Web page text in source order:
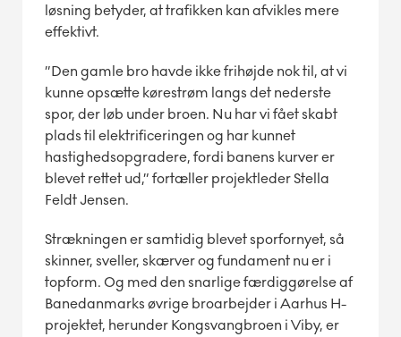
løsning betyder, at trafikken kan afvikles mere
effektivt.
”Den gamle bro havde ikke frihøjde nok til, at vi
kunne opsætte kørestrøm langs det nederste
spor, der løb under broen. Nu har vi fået skabt
plads til elektrificeringen og har kunnet
hastighedsopgradere, fordi banens kurver er
blevet rettet ud,” fortæller projektleder Stella
Feldt Jensen.
Strækningen er samtidig blevet sporfornyet, så
skinner, sveller, skærver og fundament nu er i
topform. Og med den snarlige færdiggørelse af
Banedanmarks øvrige broarbejder i Aarhus H-
projektet, herunder Kongsvangbroen i Viby, er